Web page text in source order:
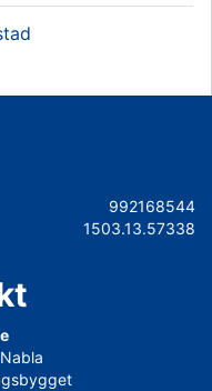
992168544
1503.13.57338